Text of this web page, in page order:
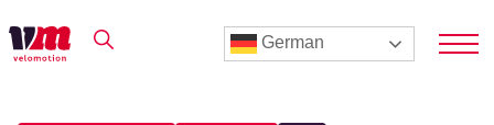
German